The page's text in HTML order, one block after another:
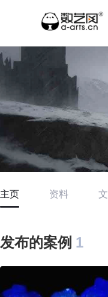
主页 资料
发布的案例 1